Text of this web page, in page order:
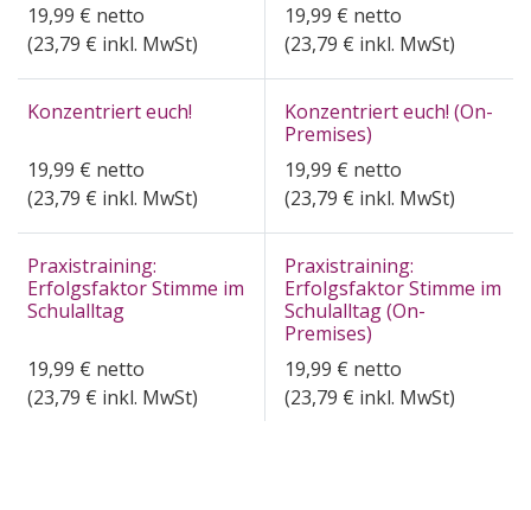
19,99 € netto
(23,79 € inkl. MwSt)
19,99 € netto
(23,79 € inkl. MwSt)
Konzentriert euch!
19,99 € netto
(23,79 € inkl. MwSt)
Konzentriert euch! (On-
Premises)
19,99 € netto
(23,79 € inkl. MwSt)
Praxistraining:
Erfolgsfaktor Stimme im
Schulalltag
19,99 € netto
(23,79 € inkl. MwSt)
Praxistraining:
Erfolgsfaktor Stimme im
Schulalltag (On-
Premises)
19,99 € netto
(23,79 € inkl. MwSt)